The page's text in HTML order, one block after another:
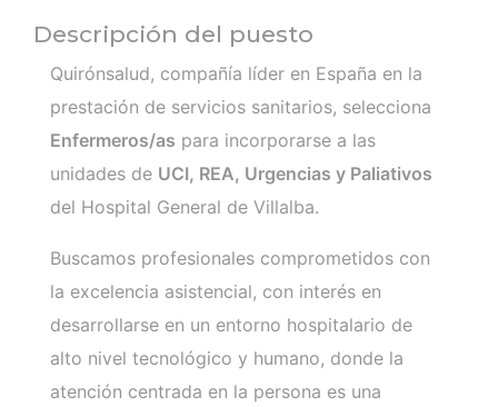
Descripción del puesto
Quirónsalud, compañía líder en España en la
prestación de servicios sanitarios, selecciona
Enfermeros/as para incorporarse a las
unidades de UCI, REA, Urgencias y Paliativos
del Hospital General de Villalba.
Buscamos profesionales comprometidos con
la excelencia asistencial, con interés en
desarrollarse en un entorno hospitalario de
alto nivel tecnológico y humano, donde la
atención centrada en la persona es una